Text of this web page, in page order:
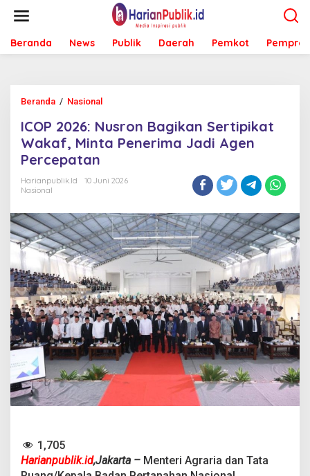
t
Beranda News Publik Daerah Pemkot Pemprov
Beranda / Nasional
O
P
2
N
u
s
r
o
n
B
a
g
i
k
a
n
S
e
r
k
ICOP 2026: Nusron Bagikan Sertipikat
Wakaf, Minta Penerima Jadi Agen
Percepatan
Harianpublik.id
10 Juni 2026
Nasional
1,705
Harianpublik.id,Jakarta – Menteri Agraria dan Tata